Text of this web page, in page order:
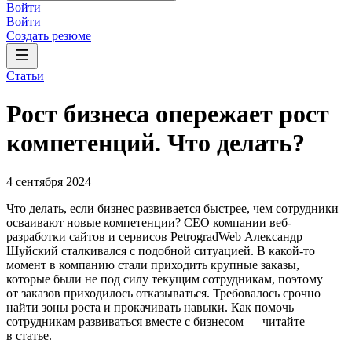
Войти
Войти
Создать резюме
Статьи
Рост бизнеса опережает рост
компетенций. Что делать?
4 сентября 2024
Что делать, если бизнес развивается быстрее, чем сотрудники
осваивают новые компетенции? CEO компании веб-
разработки сайтов и сервисов PetrogradWeb Александр
Шуйский сталкивался с подобной ситуацией. В какой-то
момент в компанию стали приходить крупные заказы,
которые были не под силу текущим сотрудникам, поэтому
от заказов приходилось отказываться. Требовалось срочно
найти зоны роста и прокачивать навыки. Как помочь
сотрудникам развиваться вместе с бизнесом — читайте
в статье.